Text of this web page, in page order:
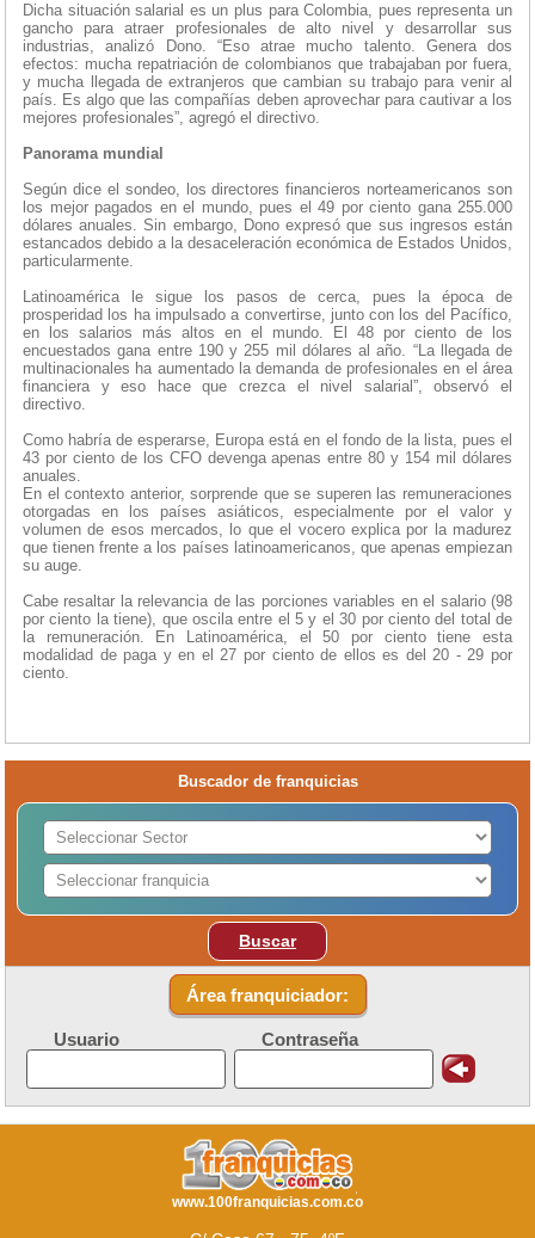
Dicha situación salarial es un plus para Colombia, pues representa un
gancho para atraer profesionales de alto nivel y desarrollar sus
industrias, analizó Dono. “Eso atrae mucho talento. Genera dos
efectos: mucha repatriación de colombianos que trabajaban por fuera,
y mucha llegada de extranjeros que cambian su trabajo para venir al
país. Es algo que las compañías deben aprovechar para cautivar a los
mejores profesionales”, agregó el directivo.
Panorama mundial
Según dice el sondeo, los directores financieros norteamericanos son
los mejor pagados en el mundo, pues el 49 por ciento gana 255.000
dólares anuales. Sin embargo, Dono expresó que sus ingresos están
estancados debido a la desaceleración económica de Estados Unidos,
particularmente.
Latinoamérica le sigue los pasos de cerca, pues la época de
prosperidad los ha impulsado a convertirse, junto con los del Pacífico,
en los salarios más altos en el mundo. El 48 por ciento de los
encuestados gana entre 190 y 255 mil dólares al año. “La llegada de
multinacionales ha aumentado la demanda de profesionales en el área
financiera y eso hace que crezca el nivel salarial”, observó el
directivo.
Como habría de esperarse, Europa está en el fondo de la lista, pues el
43 por ciento de los CFO devenga apenas entre 80 y 154 mil dólares
anuales.
En el contexto anterior, sorprende que se superen las remuneraciones
otorgadas en los países asiáticos, especialmente por el valor y
volumen de esos mercados, lo que el vocero explica por la madurez
que tienen frente a los países latinoamericanos, que apenas empiezan
su auge.
Cabe resaltar la relevancia de las porciones variables en el salario (98
por ciento la tiene), que oscila entre el 5 y el 30 por ciento del total de
la remuneración. En Latinoamérica, el 50 por ciento tiene esta
modalidad de paga y en el 27 por ciento de ellos es del 20 - 29 por
ciento.
Buscador de franquicias
Buscar
Área franquiciador:
Usuario Contraseña
www.100franquicias.com.co